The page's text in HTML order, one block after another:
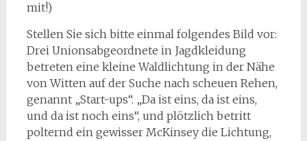
mit!)
Stellen Sie sich bitte einmal folgendes Bild vor:
Drei Unionsabgeordnete in Jagdkleidung
betreten eine kleine Waldlichtung in der Nähe
von Witten auf der Suche nach scheuen Rehen,
genannt „Start-ups“. „Da ist eins, da ist eins,
und da ist noch eins“, und plötzlich betritt
polternd ein gewisser McKinsey die Lichtung,